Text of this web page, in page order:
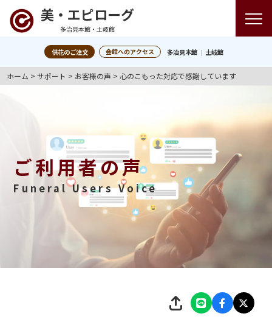
美・エピローグ
多治見本館・土岐館
供花のご注文 会館へのアクセス 多治見本館 土岐館
ホーム >サポート > お客様の声 >心のこもった対応で感謝しています
ご利用者の声
Funeral Users Voice